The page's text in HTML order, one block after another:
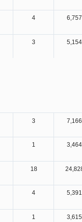
4 6,757
3 5,154
3 7,166
1 3,464
18
4 5,391
1 3,615